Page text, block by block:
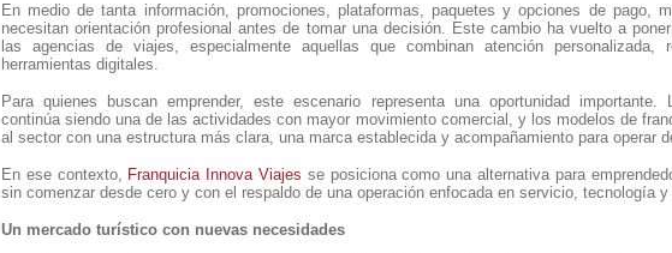
En medio de tanta información, promociones, plataformas, paquetes y opciones de pago,
necesitan orientación profesional antes de tomar una decisión. Este cambio ha vuelto a
las agencias de viajes, especialmente aquellas que combinan atención personalizada,
herramientas digitales.
Para quienes buscan emprender, este escenario representa una oportunidad importante.
continúa siendo una de las actividades con mayor movimiento comercial, y los modelos de
al sector con una estructura más clara, una marca establecida y acompañamiento para operar
En ese contexto, Franquicia Innova Viajes se posiciona como una alternativa para
sin comenzar desde cero y con el respaldo de una operación enfocada en servicio, tecnología
Un mercado turístico con nuevas necesidades